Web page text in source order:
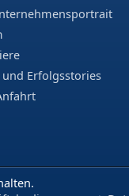
und Erfolgsstories